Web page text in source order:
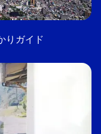
りガイド